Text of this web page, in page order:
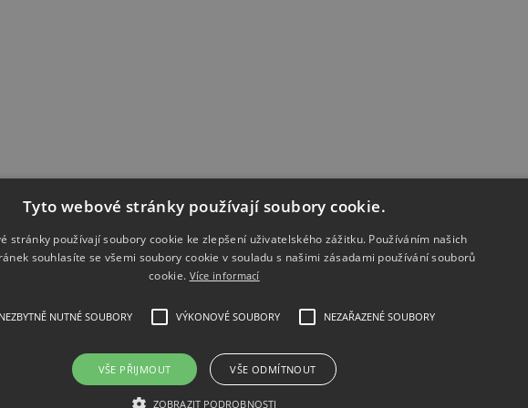
mixed signal, 2+8-channel, 200MHz
Tyto webové stránky používají soubory cookie.
stránky používají soubory cookie ke zlepšení uživatelského zážitku. Používáním našich
souhlasíte se všemi soubory cookie v souladu s našimi zásadami používání souborů
cookie. Více informací
NEZBYTNĚ NUTNÉ SOUBORY VÝKONOVÉ SOUBORY NEZAŘAZENÉ SOUBORY
VŠE PŘIJMOUT VŠE ODMÍTNOUT
ZOBRAZIT PODROBNOSTI